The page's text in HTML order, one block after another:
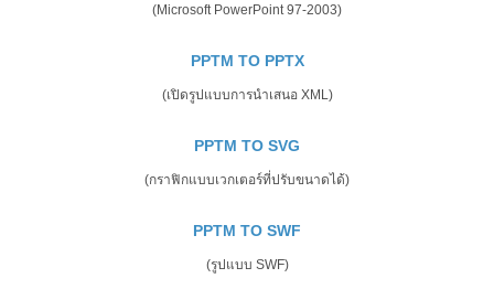
(Microsoft PowerPoint 97-2003)
PPTM TO PPTX
(เปิดรูปแบบการนำเสนอ XML)
PPTM TO SVG
(กราฟิกแบบเวกเตอร์ที่ปรับขนาดได้)
PPTM TO SWF
(รูปแบบ SWF)